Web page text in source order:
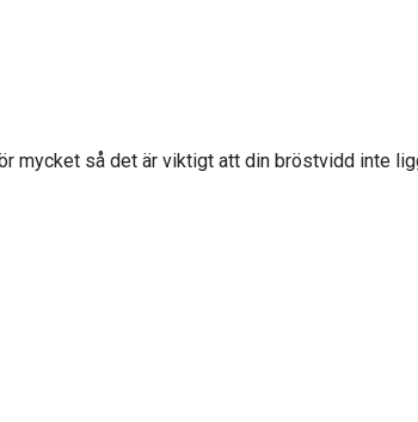
mycket så det är viktigt att din bröstvidd inte